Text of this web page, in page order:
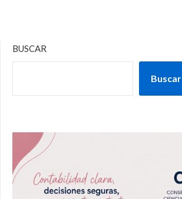
BUSCAR
Buscar